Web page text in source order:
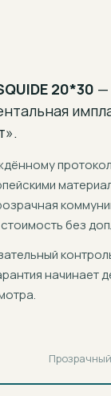
20*30 —
без
начинает